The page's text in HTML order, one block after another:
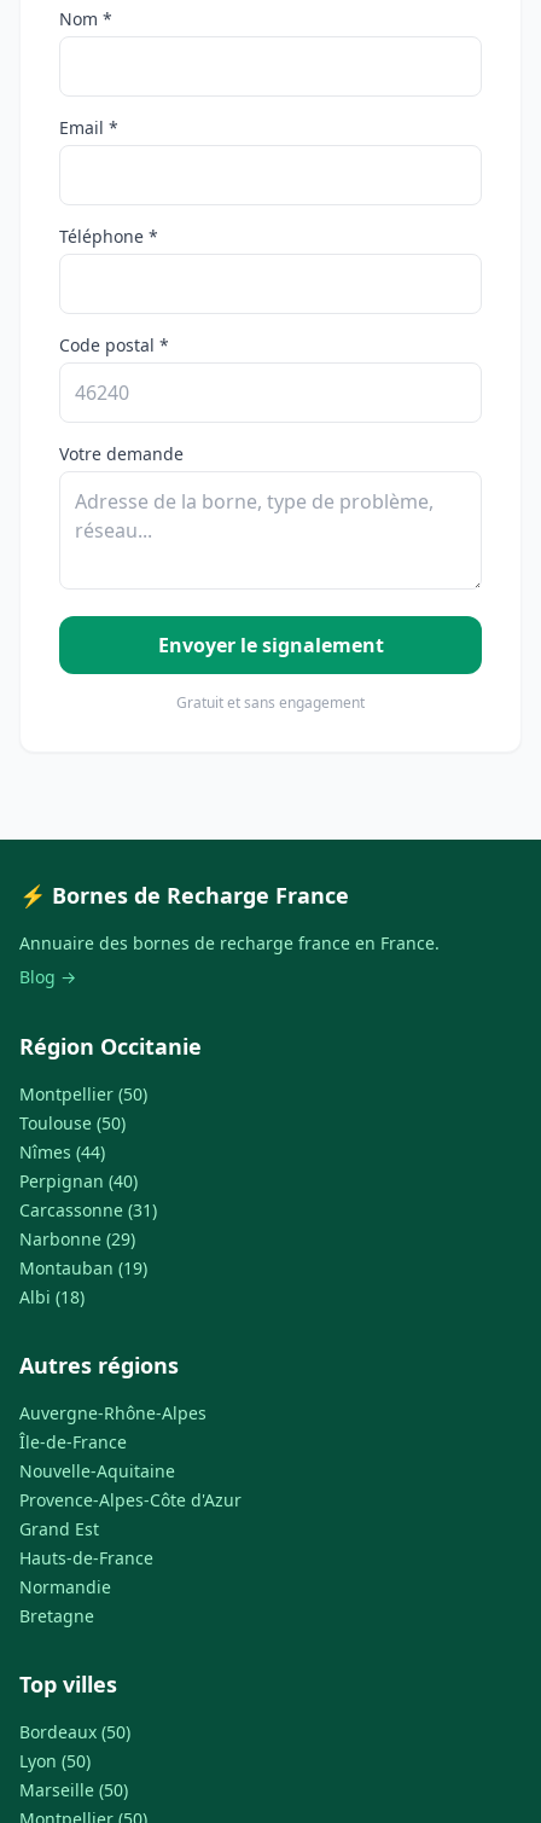
Nom *
Email *
Téléphone *
Code postal *
Votre demande
Envoyer le signalement
Gratuit et sans engagement
⚡ Bornes de Recharge France
Annuaire des bornes de recharge france en France.
Blog →
Région Occitanie
Montpellier (50)
Toulouse (50)
Nîmes (44)
Perpignan (40)
Carcassonne (31)
Narbonne (29)
Montauban (19)
Albi (18)
Autres régions
Auvergne-Rhône-Alpes
Île-de-France
Nouvelle-Aquitaine
Provence-Alpes-Côte d'Azur
Grand Est
Hauts-de-France
Normandie
Bretagne
Top villes
Bordeaux (50)
Lyon (50)
Marseille (50)